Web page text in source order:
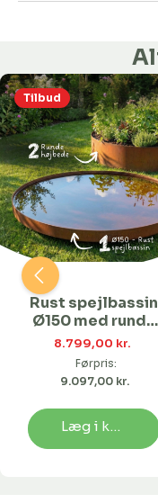
Tilbud
Rust spejlbassin
Ø150 med runde
højbede | Flere
størrelser
8.799,00 kr.
Førpris:
9.097,00 kr.
Læg i kurv